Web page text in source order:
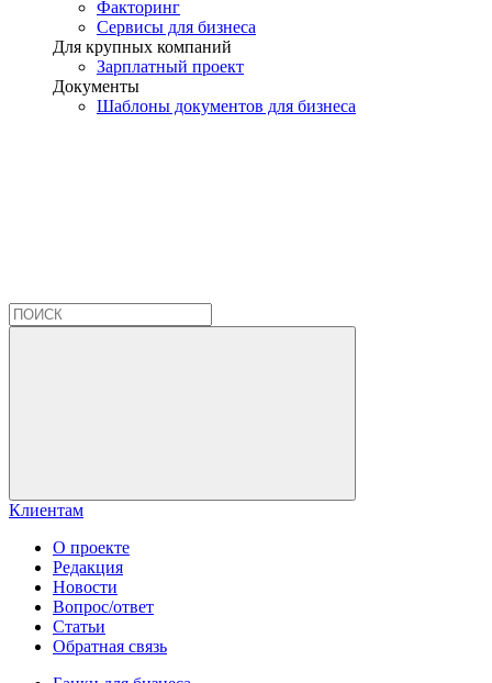
Факторинг
Сервисы для бизнеса
Для крупных компаний
Зарплатный проект
Документы
Шаблоны документов для бизнеса
Клиентам
О проекте
Редакция
Новости
Вопрос/ответ
Статьи
Обратная связь